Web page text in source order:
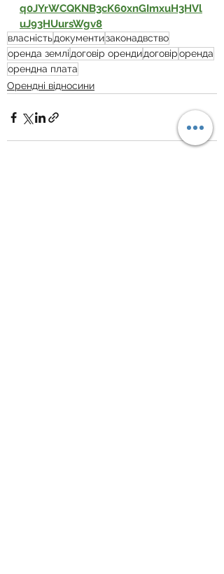
q0JYrWCQKNB3cK60xnGImxuH3HVl
uJ93HUursWgv8
власністьдокументизаконадвство
оренда землі договір орендидоговіроренда
орендна плата
Орендні відносини